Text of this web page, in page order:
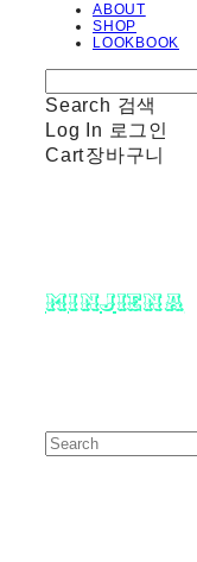
ABOUT
SHOP
LOOKBOOK
Search 검색
Log In 로그인
Cart장바구니
minjiena